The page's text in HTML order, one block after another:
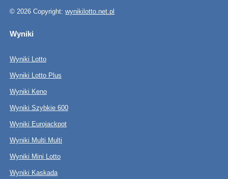
© 2026 Copyright: wynikilotto.net.pl
Wyniki
Wyniki Lotto
Wyniki Lotto Plus
Wyniki Keno
Wyniki Szybkie 600
Wyniki Eurojackpot
Wyniki Multi Multi
Wyniki Mini Lotto
Wyniki Kaskada